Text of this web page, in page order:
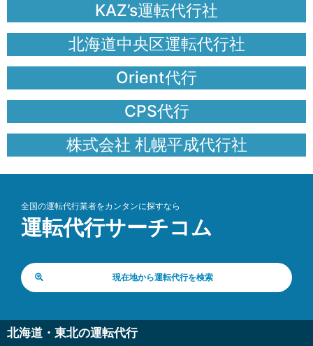
KAZ’s運転代行社
北海道中央区運転代行社
Orient代行
CPS代行
株式会社 札幌平成代行社
全国の運転代行業者をカンタンに探すなら
運転代行サーチコム
現在地から運転代行を検索
北海道・東北の運転代行